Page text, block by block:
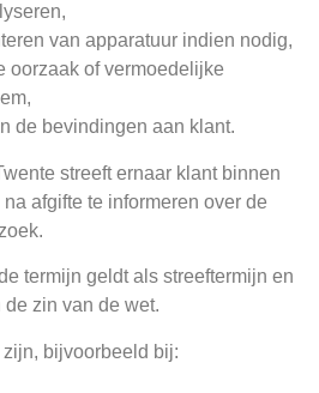
van apparatuur indien nodig,
oorzaak of vermoedelijke
de bevindingen aan klant.
streeft ernaar klant binnen
afgifte te informeren over de
termijn geldt als streeftermijn en
zin van de wet.
bijvoorbeeld bij: